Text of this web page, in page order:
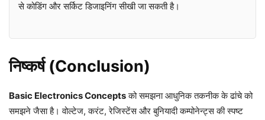
से कोडिंग और सर्किट डिजाइनिंग सीखी जा सकती है।
निष्कर्ष (Conclusion)
Basic Electronics Conceptsको समझना आधुनिक तकनीक के ढांचे को
समझने जैसा है। वोल्टेज, करंट, रेजिस्टेंस और बुनियादी कम्पोनेन्ट्स की स्पष्ट